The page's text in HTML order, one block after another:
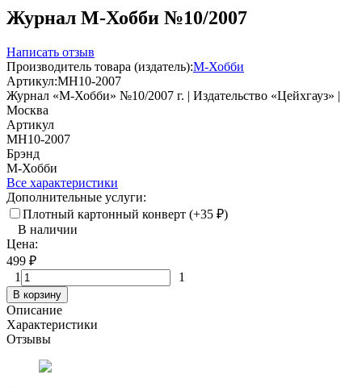
Журнал М-Хобби №10/2007
Написать отзыв
Производитель товара (издатель):М-Хобби
Артикул:MH10-2007
Журнал «М-Хобби» №10/2007 г. | Издательство «Цейхгауз» |
Москва
Артикул
MH10-2007
Брэнд
М-Хобби
Все характеристики
Дополнительные услуги:
Плотный картонный конверт (+35 ₽)
В наличии
Цена:
499 ₽
1
1
В корзину
Описание
Характеристики
Отзывы